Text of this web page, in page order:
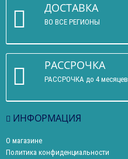
ДОСТАВКА
ВО ВСЕ РЕГИОНЫ
РАССРОЧКА
РАССРОЧКА до 4 месяцев
ИНФОРМАЦИЯ
О магазине
Политика конфиденциальности